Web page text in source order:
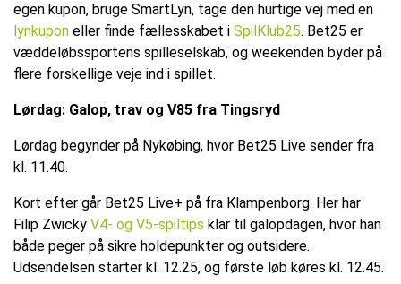
egen kupon, bruge SmartLyn, tage den hurtige vej med en
lynkupon eller finde fællesskabet i SpilKlub25. Bet25 er
væddeløbssportens spilleselskab, og weekenden byder på
flere forskellige veje ind i spillet.
Lørdag: Galop, trav og V85 fra Tingsryd
Lørdag begynder på Nykøbing, hvor Bet25 Live sender fra
kl. 11.40.
Kort efter går Bet25 Live+ på fra Klampenborg. Her har
Filip Zwicky V4- og V5-spiltips klar til galopdagen, hvor han
både peger på sikre holdepunkter og outsidere.
Udsendelsen starter kl. 12.25, og første løb køres kl. 12.45.